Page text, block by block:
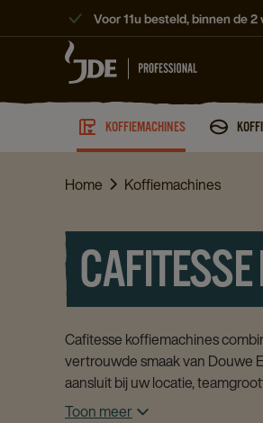
Voor 11u besteld, binnen de
KOFFIEMACHINES
Home Koffiemachines
Cafitesse koffiemachines
vertrouwde smaak van Douwe
aansluit bij uw locatie,
Toon meer